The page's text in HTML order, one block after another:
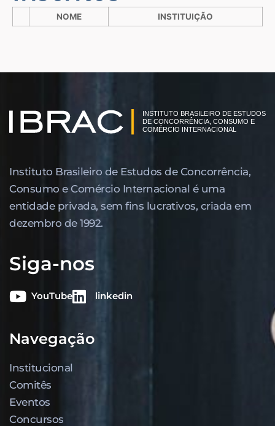
NOME INSTITUIÇÃO
Instituto Brasileiro de Estudos de Concor­rência,
Consumo e Comércio Internacional é uma
entidade privada, sem fins lucrativos, criada em
dezembro de 1992.
Siga-nos
YouTube linkedin
Navegação
Institucional
Comitês
Eventos
Concursos